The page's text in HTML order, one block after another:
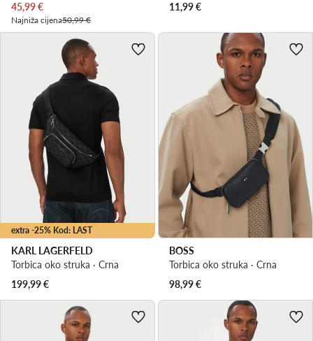
Trenutna cijena
45,99€
Najniža cijena50,99 €
11,99€
extra -25% Kod: LAST
KARL LAGERFELD
Torbica oko struka · Crna
199,99€
BOSS
Torbica oko struka · Crna
98,99€